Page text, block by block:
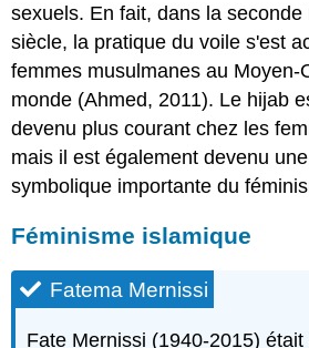
sexuels. En fait, dans la
siècle, la pratique du voile s'est
femmes musulmanes au Moyen-
monde (Ahmed, 2011). Le hijab
devenu plus courant chez les
mais il est également devenu
symbolique importante du
Féminisme islamique
Fatema Mernissi
Fate Mernissi (1940-2015)